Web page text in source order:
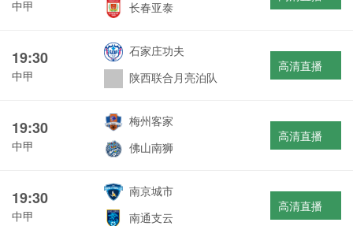
中甲
长春亚泰
19:30
中甲
石家庄功夫
陕西联合月亮泊队
高清直播
19:30
中甲
梅州客家
佛山南狮
高清直播
19:30
中甲
南京城市
南通支云
高清直播